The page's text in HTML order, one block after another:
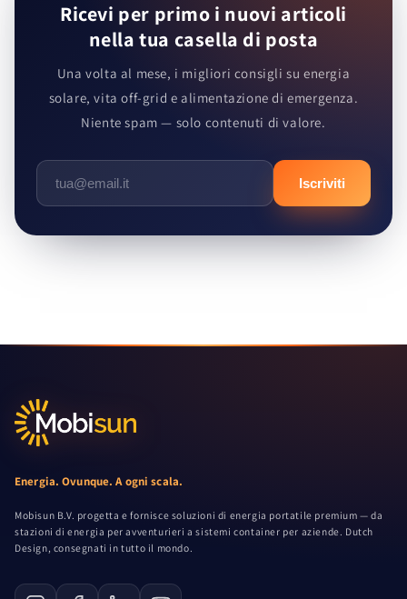
Ricevi per primo i nuovi articoli
nella tua casella di posta
Una volta al mese, i migliori consigli su energia
solare, vita off-grid e alimentazione di emergenza.
Niente spam — solo contenuti di valore.
Iscriviti
Energia. Ovunque. A ogni scala.
Mobisun B.V. progetta e fornisce soluzioni di energia portatile premium — da
stazioni di energia per avventurieri a sistemi container per aziende. Dutch
Design, consegnati in tutto il mondo.